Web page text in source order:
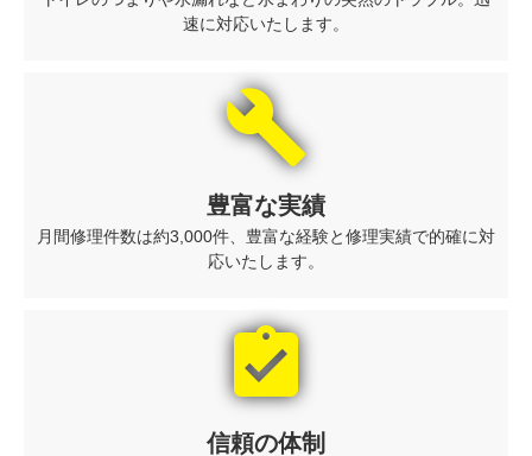
速に対応いたします。
build
豊富な実績
月間修理件数は約3,000件、豊富な経験と修理実績で的確に対
応いたします。
assignment_turned_in
信頼の体制